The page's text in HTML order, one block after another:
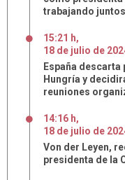
trabajando
15:21 h,
18 de julio de
España descarta
Hungría y
reuniones
14:16 h,
18 de julio de
Von der Leyen,
presidenta de la